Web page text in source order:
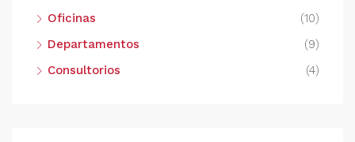
Oficinas
(10)
Departamentos
(9)
Consultorios
(4)